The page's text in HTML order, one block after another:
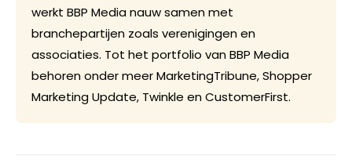
werkt BBP Media nauw samen met
branchepartijen zoals verenigingen en
associaties. Tot het portfolio van BBP Media
behoren onder meer MarketingTribune, Shopper
Marketing Update, Twinkle en CustomerFirst.